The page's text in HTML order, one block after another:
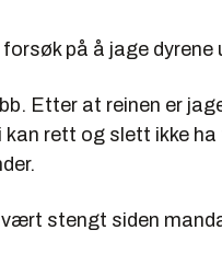
på å jage dyrene
Etter at reinen er
kan rett og slett ikke
stengt siden